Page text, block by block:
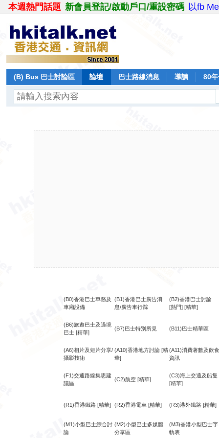
本週熱門話題 新會員登記/啟動戶口/重設密碼 以fb
(B) Bus 巴士討論區 論壇 巴士路線消息 導讀 80
(B0)香港巴士車務及
車廂設備
(B1)香港巴士廣告消
息/廣告車行踪
(B2)香港巴士討論
[熱門] [精華]
(B6)旅遊巴士及過境
巴士 [精華]
(B7)巴士特別所見 (B11)巴士精華區
(A6)相片及短片分享/
攝影技術
(A10)香港地方討論 [精
華]
(A11)消費著數及飲食
資訊
(F1)交通路線集思建
議區
(C2)航空 [精華]
(C3)海上交通及船隻
[精華]
(R1)香港鐵路 [精華] (R2)香港電車 [精華] (R3)港外鐵路 [精華]
(M1)小型巴士綜合討
論
(M2)小型巴士多媒體
分享區
(M3)香港小型巴士字
軌表